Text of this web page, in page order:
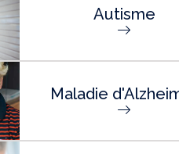
Autisme
Maladie